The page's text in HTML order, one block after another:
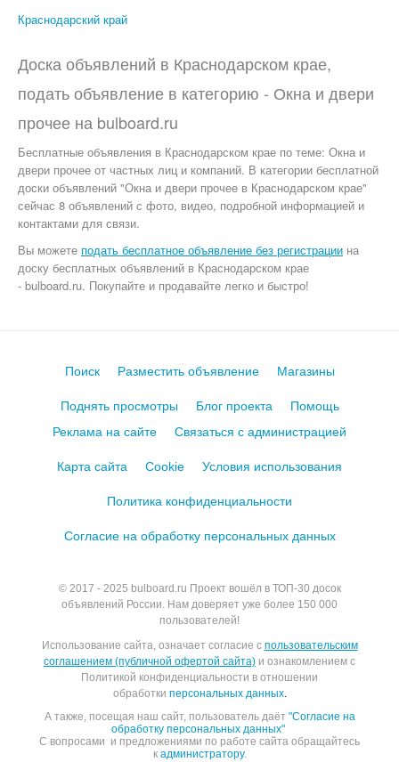
Краснодарский край
Доска объявлений в Краснодарском крае,
подать объявление в категорию - Окна и двери
прочее на bulboard.ru
Бесплатные объявления в Краснодарском крае по теме: Окна и
двери прочее от частных лиц и компаний. В категории бесплатной
доски объявлений "Окна и двери прочее в Краснодарском крае"
сейчас 8 объявлений с фото, видео, подробной информацией и
контактами для связи.
Вы можете подать бесплатное объявление без регистрации на
доску бесплатных объявлений в Краснодарском крае
- bulboard.ru. Покупайте и продавайте легко и быстро!
© 2017 - 2025 bulboard.ru Проект вошёл в ТОП-30 досок
объявлений России. Нам доверяет уже более 150 000
пользователей!
Использование сайта, означает согласие с пользовательским
соглашением (публичной офертой сайта) и ознакомлением с
Политикой конфиденциальности в отношении
обработки персональных данных.
А также, посещая наш сайт, пользователь даёт "Согласие на
обработку персональных данных"
С вопросами и предложениями по работе сайта обращайтесь
к администратору.
Поиск Разместить объявление Магазины
Поднять просмотры Блог проекта
Помощь
Реклама на сайте
Связаться с администрацией
Карта сайта Cookie Условия использования
Политика конфиденциальности
Согласие на обработку персональных данных